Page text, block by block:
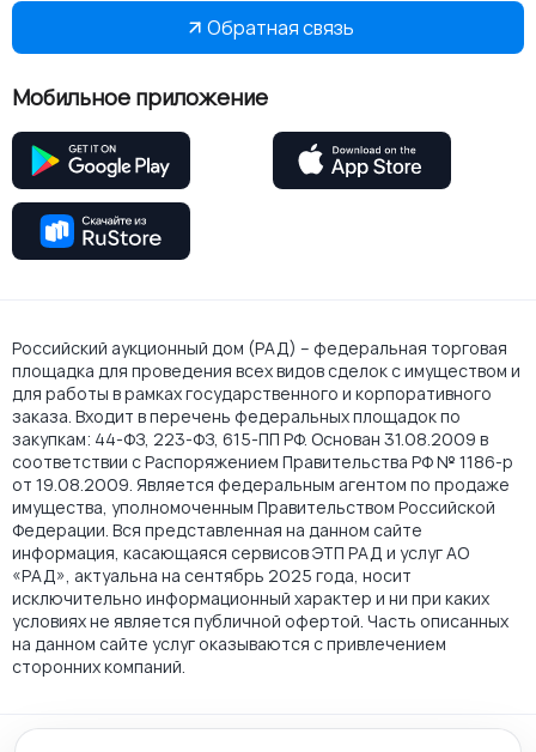
Обратная связь
Мобильное приложение
Российский аукционный дом (РАД) – федеральная торговая
площадка для проведения всех видов сделок с имуществом и
для работы в рамках государственного и корпоративного
заказа. Входит в перечень федеральных площадок по
закупкам: 44-ФЗ, 223-ФЗ, 615-ПП РФ. Основан 31.08.2009 в
соответствии с Распоряжением Правительства РФ № 1186-р
от 19.08.2009. Является федеральным агентом по продаже
имущества, уполномоченным Правительством Российской
Федерации. Вся представленная на данном сайте
информация, касающаяся сервисов ЭТП РАД и услуг АО
«РАД», актуальна на сентябрь 2025 года, носит
исключительно информационный характер и ни при каких
условиях не является публичной офертой. Часть описанных
на данном сайте услуг оказываются с привлечением
сторонних компаний.